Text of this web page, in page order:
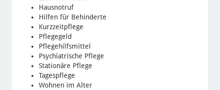
Hausnotruf
Hilfen für Behinderte
Kurzzeitpflege
Pflegegeld
Pflegehilfsmittel
Psychiatrische Pflege
Stationäre Pflege
Tagespflege
Wohnen im Alter